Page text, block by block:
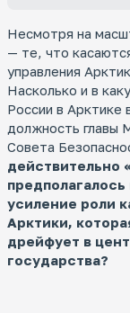
Несмотря на
— те, что
управления
Насколько и в
России в Арктике
должность главы
Совета
действительно
усиление роли
Арктики,
дрейфует в
государства?